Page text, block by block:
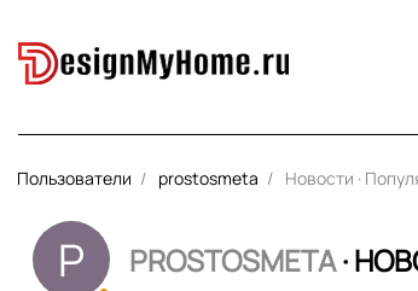
Пользователи prostosmeta Новости ·
P PROSTOSMETA·